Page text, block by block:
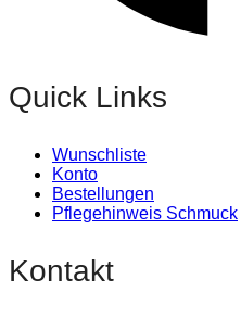
Quick Links
Wunschliste
Konto
Bestellungen
Pflegehinweis Schmuck
Kontakt